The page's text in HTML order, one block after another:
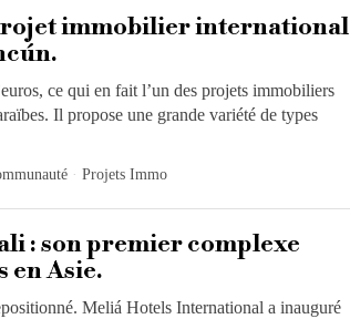
immobilier international
ce qui en fait l’un des projets immobiliers
Il propose une grande variété de types
· Projets Immo
: son premier complexe
en Asie.
Meliá Hotels International a inauguré